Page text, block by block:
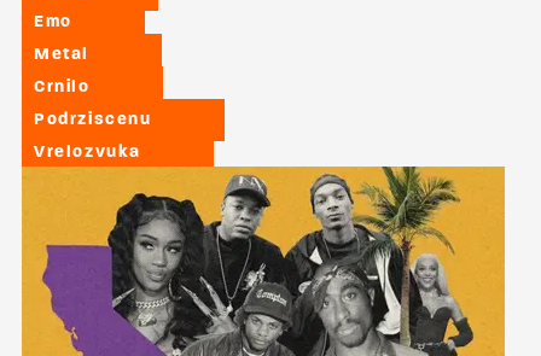
Emo
Metal
Crnilo
Podrziscenu
Vrelozvuka